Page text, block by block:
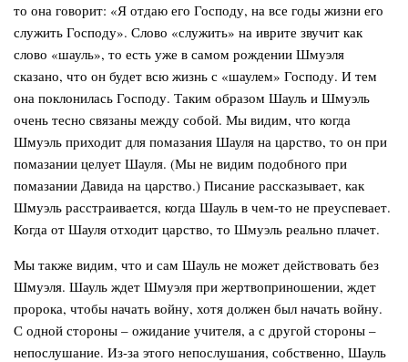
то она говорит: «Я отдаю его Господу, на все годы жизни его
служить Господу». Слово «служить» на иврите звучит как
слово «шауль», то есть уже в самом рождении Шмуэля
сказано, что он будет всю жизнь с «шаулем» Господу. И тем
она поклонилась Господу. Таким образом Шауль и Шмуэль
очень тесно связаны между собой. Мы видим, что когда
Шмуэль приходит для помазания Шауля на царство, то он при
помазании целует Шауля. (Мы не видим подобного при
помазании Давида на царство.) Писание рассказывает, как
Шмуэль расстраивается, когда Шауль в чем-то не преуспевает.
Когда от Шауля отходит царство, то Шмуэль реально плачет.
Мы также видим, что и сам Шауль не может действовать без
Шмуэля. Шауль ждет Шмуэля при жертвоприношении, ждет
пророка, чтобы начать войну, хотя должен был начать войну.
С одной стороны – ожидание учителя, а с другой стороны –
непослушание. Из-за этого непослушания, собственно, Шауль